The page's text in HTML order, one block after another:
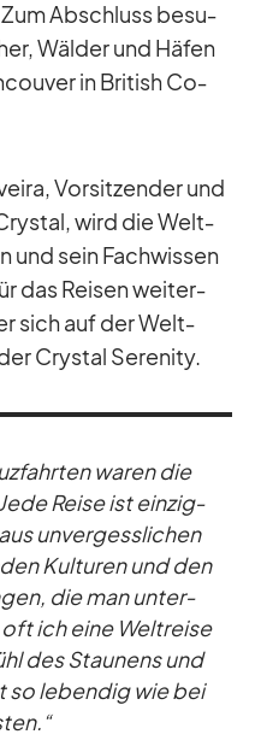
Zum Ab­schluss be­su­
Wäl­der und Hä­fen
in Bri­tish Co­
Vor­sit­zen­der und
wird die Welt­
und sein Fach­wis­sen
das Rei­sen wei­ter­
sich auf der Welt­
Crys­tal Se­re­nity.
wa­ren die
Reise ist ein­zig­
un­ver­gess­li­chen
Kul­tu­ren und den
die man un­ter­
ich eine Welt­reise
des Stau­nens und
so le­ben­dig wie bei